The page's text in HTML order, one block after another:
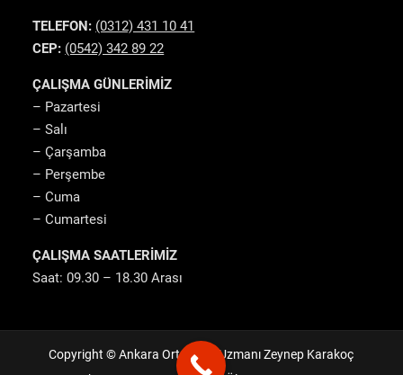
TELEFON: (0312) 431 10 41
CEP: (0542) 342 89 22
ÇALIŞMA GÜNLERİMİZ
– Pazartesi
– Salı
– Çarşamba
– Perşembe
– Cuma
– Cumartesi
ÇALIŞMA SAATLERİMİZ
Saat: 09.30 – 18.30 Arası
Copyright © Ankara Ortodonti Uzmanı Zeynep Karakoç